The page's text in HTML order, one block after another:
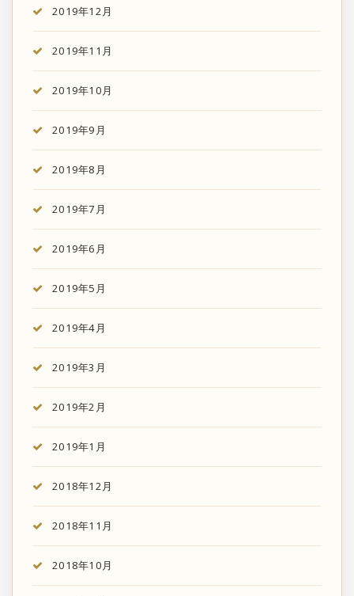
2019年12月
2019年11月
2019年10月
2019年9月
2019年8月
2019年7月
2019年6月
2019年5月
2019年4月
2019年3月
2019年2月
2019年1月
2018年12月
2018年11月
2018年10月